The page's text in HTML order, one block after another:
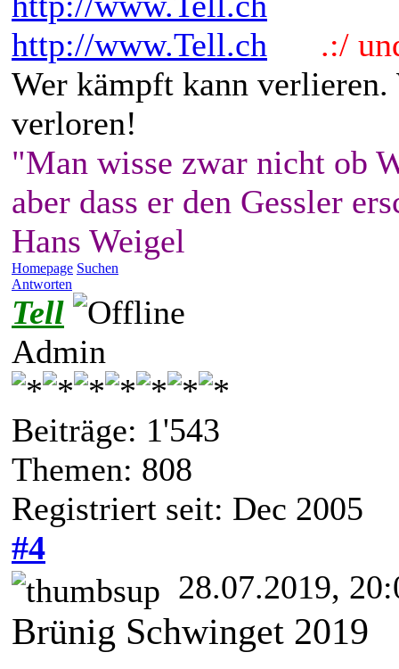
http://www.Tell.ch
.:/
Wer kämpft kann
verloren!
"Man wisse zwar nicht ob
aber dass er den Gessler
Hans Weigel
Homepage Suchen
Antworten
Tell
Admin
Beiträge: 1'543
Themen: 808
Registriert seit: Dec 2005
#4
28.07.2019,
Brünig Schwinget 2019